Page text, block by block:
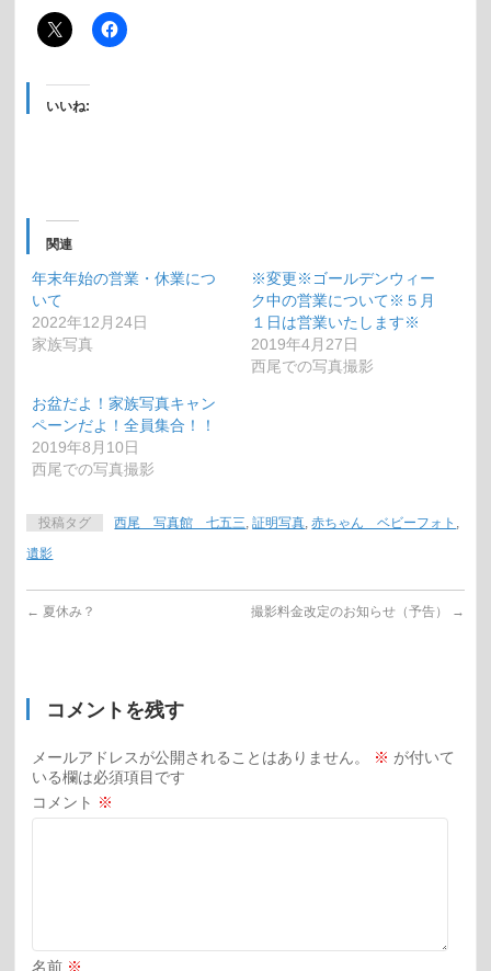
いいね:
関連
年末年始の営業・休業につ
いて
2022年12月24日
家族写真
※変更※ゴールデンウィー
ク中の営業について※５月
１日は営業いたします※
2019年4月27日
西尾での写真撮影
お盆だよ！家族写真キャン
ペーンだよ！全員集合！！
2019年8月10日
西尾での写真撮影
投稿タグ 西尾 写真館 七五三 ,証明写真 ,赤ちゃん ベビーフォト
遺影
← 夏休み？ 撮影料金改定のお知らせ（予告） →
コメントを残す
メールアドレスが公開されることはありません。 ※ が付いて
いる欄は必須項目です
コメント ※
名前 ※